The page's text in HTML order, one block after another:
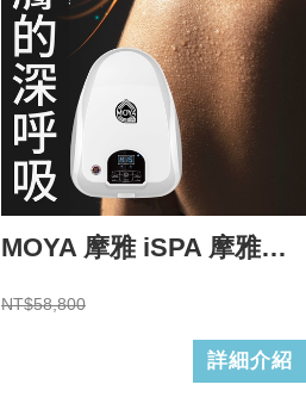
MOYA 摩雅 iSPA 摩雅氣泡按摩浴設備/110V
NT$58,800
詳細介紹